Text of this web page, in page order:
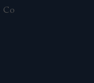
Co